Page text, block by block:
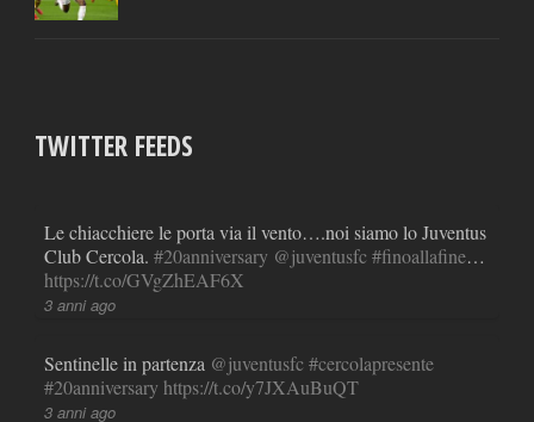
TWITTER FEEDS
Le chiacchiere le porta via il vento….noi siamo lo Juventus
Club Cercola. #20anniversary @juventusfc#finoallafine…
https://t.co/GVgZhEAF6X
3 anni ago
Sentinelle in partenza @juventusfc#cercolapresente
#20anniversary https://t.co/y7JXAuBuQT
3 anni ago